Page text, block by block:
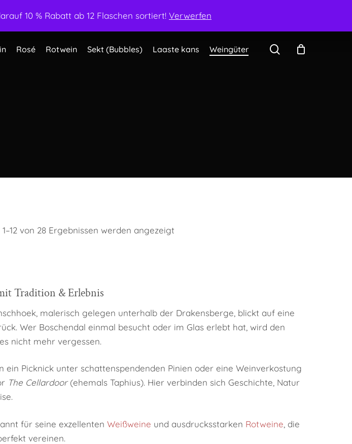
10 % Rabatt ab 12 Flaschen sortiert! Verwerfen
Mein Konto
Rosé Rotwein Sekt (Bubbles) Laaste kans Weingüter search
1–12 von 28 Ergebnissen werden angezeigt
Tradition & Erlebnis
malerisch gelegen unterhalb der Drakensberge, blickt auf eine
Wer Boschendal einmal besucht oder im Glas erlebt hat, wird den
nicht mehr vergessen.
ein Picknick unter schattenspendenden Pinien oder eine Weinverkostung
The Cellardoor(ehemals Taphius). Hier verbinden sich Geschichte, Natur
für seine exzellentenWeißweine und ausdrucksstarken Rotweine , die
vereinen.